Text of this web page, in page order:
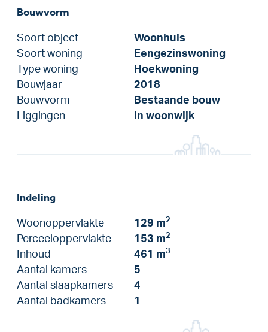
Bouwvorm
Soort object
Woonhuis
Soort woning
Eengezinswoning
Type woning
Hoekwoning
Bouwjaar
2018
Bouwvorm
Bestaande bouw
Liggingen
In woonwijk
Indeling
Woonoppervlakte 129 m2
Perceeloppervlakte 153 m2
Inhoud 461 m3
Aantal kamers
5
Aantal slaapkamers
4
Aantal badkamers
1